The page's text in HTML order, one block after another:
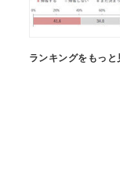
ランキングをもっと